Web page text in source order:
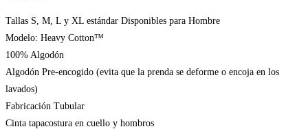
Tallas S, M, L y XL estándar Disponibles para Hombre
Modelo: Heavy Cotton™
100% Algodón
Algodón Pre-encogido (evita que la prenda se deforme o encoja en los
lavados)
Fabricación Tubular
Cinta tapacostura en cuello y hombros